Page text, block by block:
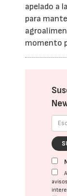
apelado a
para
momento